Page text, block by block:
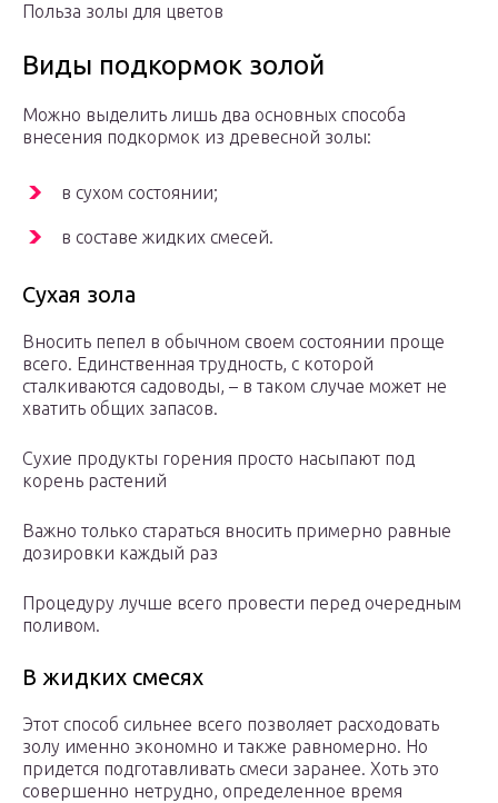
Польза золы для цветов
Виды подкормок золой
Можно выделить лишь два основных способа
внесения подкормок из древесной золы:
в сухом состоянии;
в составе жидких смесей.
Сухая зола
Вносить пепел в обычном своем состоянии проще
всего. Единственная трудность, с которой
сталкиваются садоводы, – в таком случае может не
хватить общих запасов.
Сухие продукты горения просто насыпают под
корень растений
Важно только стараться вносить примерно равные
дозировки каждый раз
Процедуру лучше всего провести перед очередным
поливом.
В жидких смесях
Этот способ сильнее всего позволяет расходовать
золу именно экономно и также равномерно. Но
придется подготавливать смеси заранее. Хоть это
совершенно нетрудно, определенное время